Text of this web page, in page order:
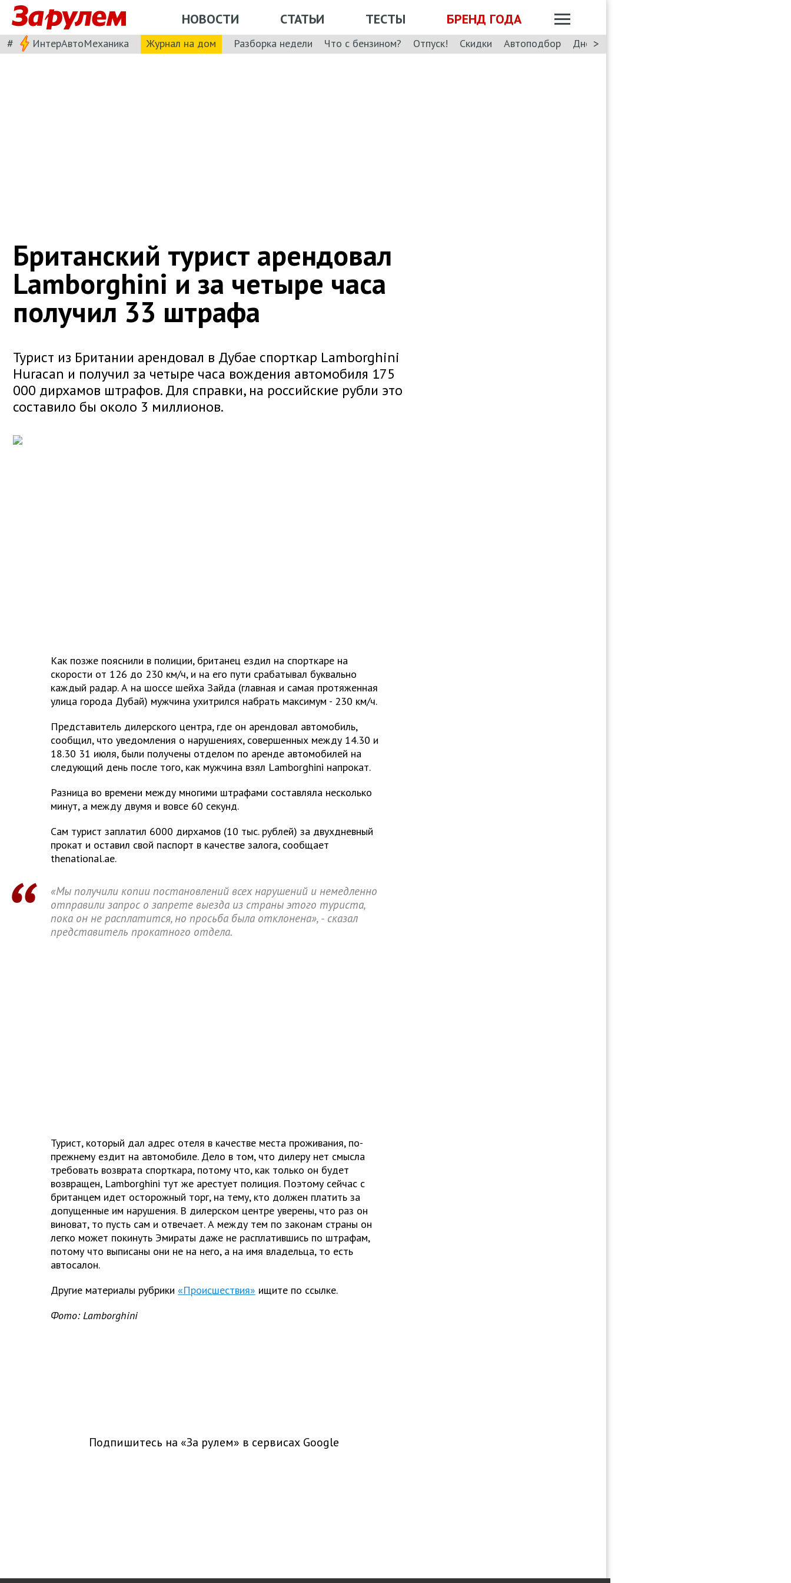
НОВОСТИ СТАТЬИ ТЕСТЫ БРЕНД ГОДА
# ИнтерАвтоМеханика Журнал на дом Разборка недели Что с бензином? Отпуск! Скидки Автоподбор Дневник: Лада Искра
>
Британский турист арендовал
Lamborghini и за четыре часа
получил 33 штрафа
Турист из Британии арендовал в Дубае спорткар Lamborghini
Huracan и получил за четыре часа вождения автомобиля 175
000 дирхамов штрафов. Для справки, на российские рубли это
составило бы около 3 миллионов.
Как позже пояснили в полиции, британец ездил на спорткаре на
скорости от 126 до 230 км/ч, и на его пути срабатывал буквально
каждый радар. А на шоссе шейха Зайда (главная и самая протяженная
улица города Дубай) мужчина ухитрился набрать максимум - 230 км/ч.
Представитель дилерского центра, где он арендовал автомобиль,
сообщил, что уведомления о нарушениях, совершенных между 14.30 и
18.30 31 июля, были получены отделом по аренде автомобилей на
следующий день после того, как мужчина взял Lamborghini напрокат.
Разница во времени между многими штрафами составляла несколько
минут, а между двумя и вовсе 60 секунд.
Сам турист заплатил 6000 дирхамов (10 тыс. рублей) за двухдневный
прокат и оставил свой паспорт в качестве залога, сообщает
thenational.ae.
«Мы получили копии постановлений всех нарушений и немедленно
отправили запрос о запрете выезда из страны этого туриста,
пока он не расплатится, но просьба была отклонена», - сказал
представитель прокатного отдела.
Турист, который дал адрес отеля в качестве места проживания, по-
прежнему ездит на автомобиле. Дело в том, что дилеру нет смысла
требовать возврата спорткара, потому что, как только он будет
возвращен, Lamborghini тут же арестует полиция. Поэтому сейчас с
британцем идет осторожный торг, на тему, кто должен платить за
допущенные им нарушения. В дилерском центре уверены, что раз он
виноват, то пусть сам и отвечает. А между тем по законам страны он
легко может покинуть Эмираты даже не расплатившись по штрафам,
потому что выписаны они не на него, а на имя владельца, то есть
автосалон.
Другие материалы рубрики «Происшествия» ищите по ссылке.
Фото: Lamborghini
Подпишитесь на «За рулем» в сервисах Google